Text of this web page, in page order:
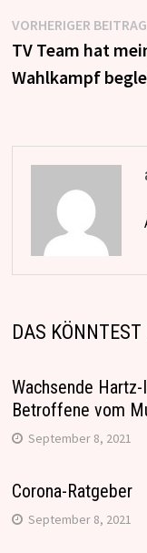
VORHERIGER BEITRAG
TV Team hat
Wahlkampf
DAS KÖNNTEST
Wachsende
Betroffene vom
September 8, 2021
Corona-Ratgeber
September 8, 2021